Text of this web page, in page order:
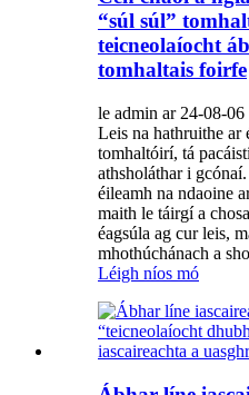
“súl súl”
teicneolaíocht
tomhaltais foirfe
le admin ar 24-08-06
Leis na hathruithe ar
tomhaltóirí, tá
athsholáthar i
éileamh na ndaoine
maith le táirgí a
éagsúla ag cur leis,
mhothúchánach a
Léigh níos mó